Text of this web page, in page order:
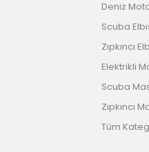
Deniz
Scuba
Zıpkıncı
Elektrikli
Scuba
Zıpkıncı
Tüm